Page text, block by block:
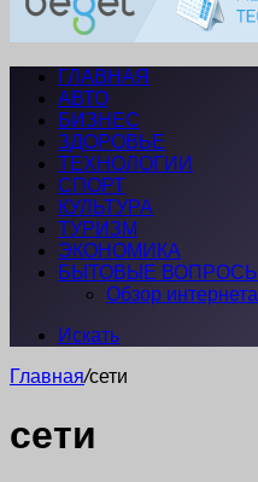
ГЛАВНАЯ
АВТО
БИЗНЕС
ЗДОРОВЬЕ
ТЕХНОЛОГИИ
СПОРТ
КУЛЬТУРА
ТУРИЗМ
ЭКОНОМИКА
БЫТОВЫЕ ВОПРОСЫ
Обзор интернета
Искать
Главная/сети
сети